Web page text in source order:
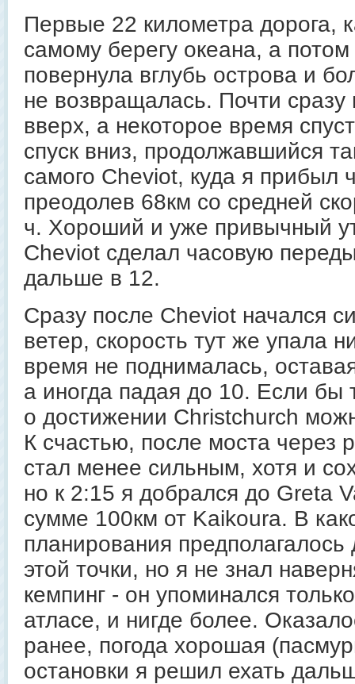
Первые 22 километра дорога,
самому берегу океана, а
повернула вглубь острова и
не возвращалась. Почти
вверх, а некоторое время
спуск вниз, продолжавшийся
самого Cheviot, куда я прибыл
преодолев 68км со средней
ч. Хороший и уже привычный
Cheviot сделал часовую
дальше в 12.
Сразу после Cheviot начался
ветер, скорость тут же упала
время не поднималась,
а иногда падая до 10. Если бы
о достижении Christchurch
К счастью, после моста через
стал менее сильным, хотя и
но к 2:15 я добрался до Greta
сумме 100км от Kaikoura. В
планирования предполагалось
этой точки, но я не знал
кемпинг - он упоминался
атласе, и нигде более.
ранее, погода хорошая
остановки я решил ехать